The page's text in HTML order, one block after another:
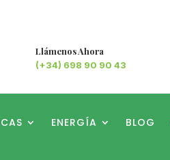
Llámenos Ahora
(+34) 698 90 90 43
ENERGÍA BLOG